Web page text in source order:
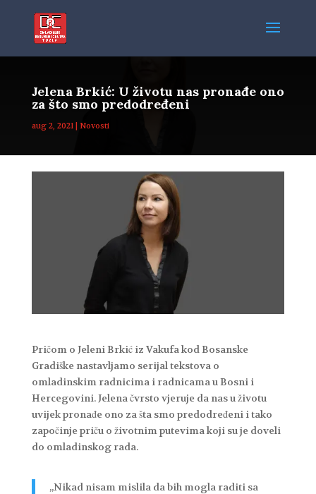
Jelena Brkić: U životu nas pronađe ono
za što smo predodređeni
aug 2, 2021| Novosti
Pričom o Jeleni Brkić iz Vakufa kod Bosanske
Gradiške nastavljamo serijal tekstova o
omladinskim radnicima i radnicama u Bosni i
Hercegovini. Jelena čvrsto vjeruje da nas u životu
uvijek pronađe ono za šta smo predodređeni i tako
započinje priču o životnim putevima koji su je doveli
do omladinskog rada.
„Nikad nisam mislila da bih mogla raditi sa